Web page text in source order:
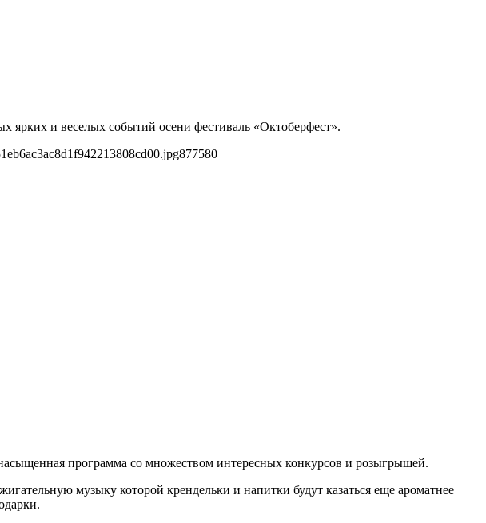
ярких и веселых событий осени фестиваль «Октоберфест».
877580
программа со множеством интересных конкурсов и розыгрышей.
музыку которой крендельки и напитки будут казаться еще ароматнее